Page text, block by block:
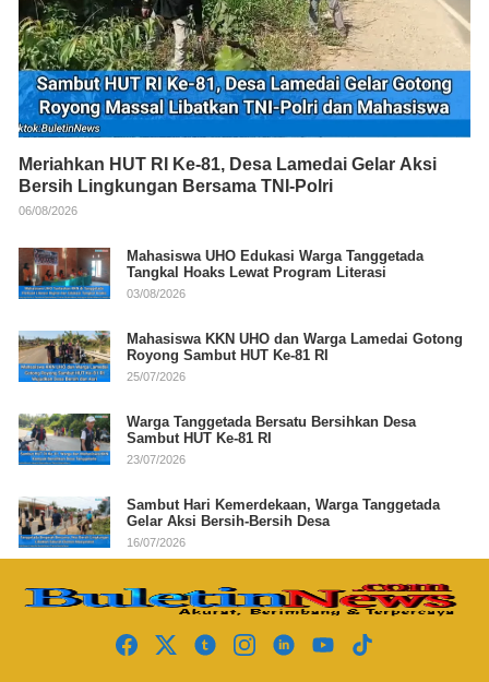
Meriahkan HUT RI Ke-81, Desa Lamedai Gelar Aksi
Bersih Lingkungan Bersama TNI-Polri
06/08/2026
Mahasiswa UHO Edukasi Warga Tanggetada
Tangkal Hoaks Lewat Program Literasi
03/08/2026
Mahasiswa KKN UHO dan Warga Lamedai Gotong
Royong Sambut HUT Ke-81 RI
25/07/2026
Warga Tanggetada Bersatu Bersihkan Desa
Sambut HUT Ke-81 RI
23/07/2026
Sambut Hari Kemerdekaan, Warga Tanggetada
Gelar Aksi Bersih-Bersih Desa
16/07/2026